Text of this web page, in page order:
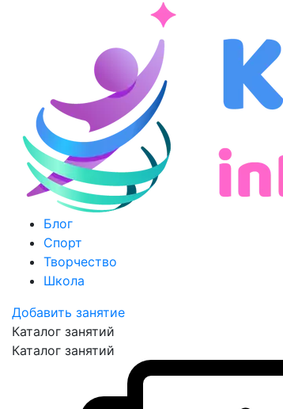
Блог
Спорт
Творчество
Школа
Добавить занятие
Каталог занятий
Каталог занятий